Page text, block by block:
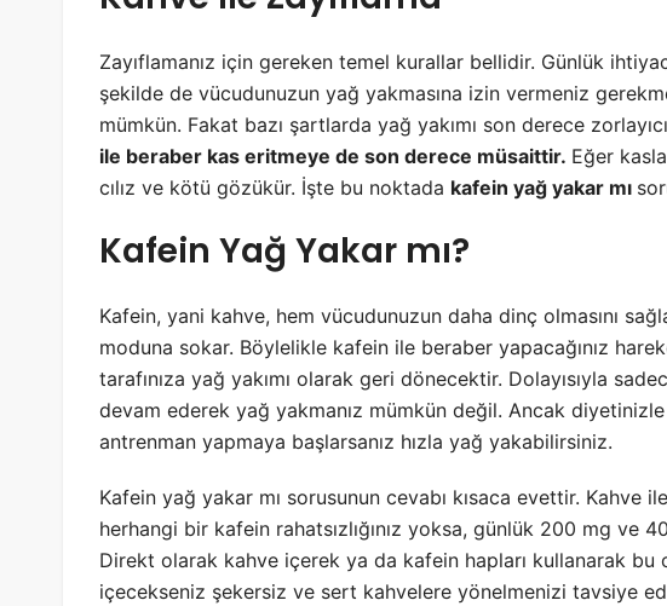
Zayıflamanız için gereken temel kurallar bellidir. Günlük
şekilde de vücudunuzun yağ yakmasına izin vermeniz
mümkün. Fakat bazı şartlarda yağ yakımı son derece
ile beraber kas eritmeye de son derece müsaittir. Eğer
cılız ve kötü gözükür. İşte bu noktada kafein yağ yakar mı
Kafein Yağ Yakar mı?
Kafein, yani kahve, hem vücudunuzun daha dinç olmasını
moduna sokar. Böylelikle kafein ile beraber yapacağınız
tarafınıza yağ yakımı olarak geri dönecektir. Dolayısıyla
devam ederek yağ yakmanız mümkün değil. Ancak
antrenman yapmaya başlarsanız hızla yağ yakabilirsiniz.
Kafein yağ yakar mı sorusunun cevabı kısaca evettir. Kahve
herhangi bir kafein rahatsızlığınız yoksa, günlük 200 mg ve
Direkt olarak kahve içerek ya da kafein hapları kullanarak bu
içecekseniz şekersiz ve sert kahvelere yönelmenizi tavsiye